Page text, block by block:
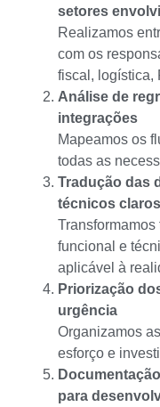
setores
Realizamos
com os
fiscal, logística,
Análise de
integrações
Mapeamos os
todas as
Tradução das
técnicos claros
funcional e
aplicável à
Priorização
urgência
Organizamos
esforço e
para